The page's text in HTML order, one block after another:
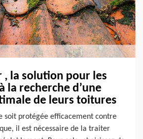
, la solution pour les
la recherche d’une
de leurs toitures
soit protégée efficacement contre
il est nécessaire de la traiter